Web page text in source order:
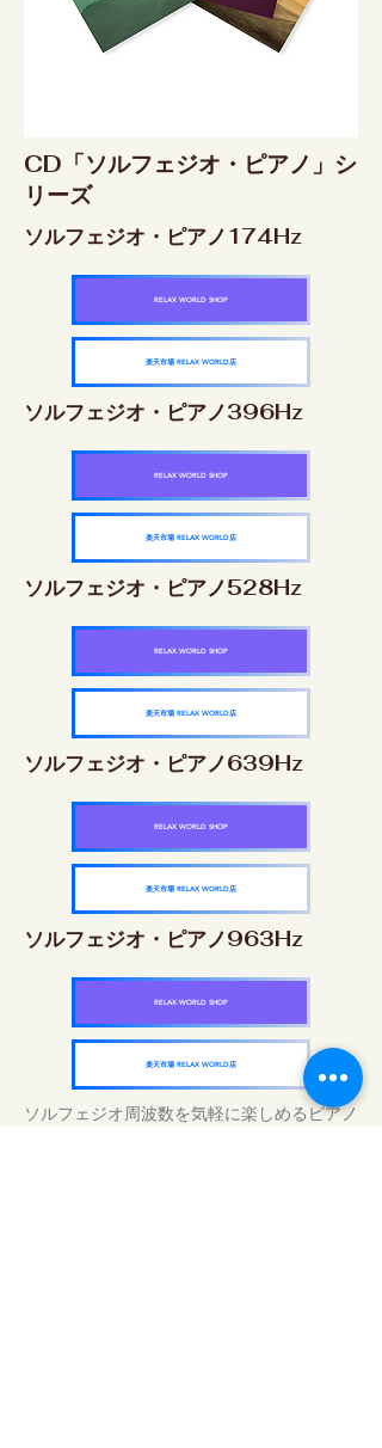
CD「ソルフェジオ・ピアノ」シ
リーズ
ソルフェジオ・ピアノ174Hz
RELAX WORLD SHOP
楽天市場 RELAX WORLD店
ソルフェジオ・ピアノ396Hz
RELAX WORLD SHOP
楽天市場 RELAX WORLD店
ソルフェジオ・ピアノ528Hz
RELAX WORLD SHOP
楽天市場 RELAX WORLD店
ソルフェジオ・ピアノ639Hz
RELAX WORLD SHOP
楽天市場 RELAX WORLD店
ソルフェジオ・ピアノ963Hz
RELAX WORLD SHOP
楽天市場 RELAX WORLD店
ソルフェジオ周波数を気軽に楽しめるピアノ